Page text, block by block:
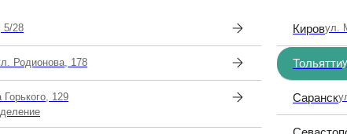
врача-офтальмолога, сдать анализы и пройти
5/28
Родионова, 178
129
Кировул.
Тольятти
Саранск